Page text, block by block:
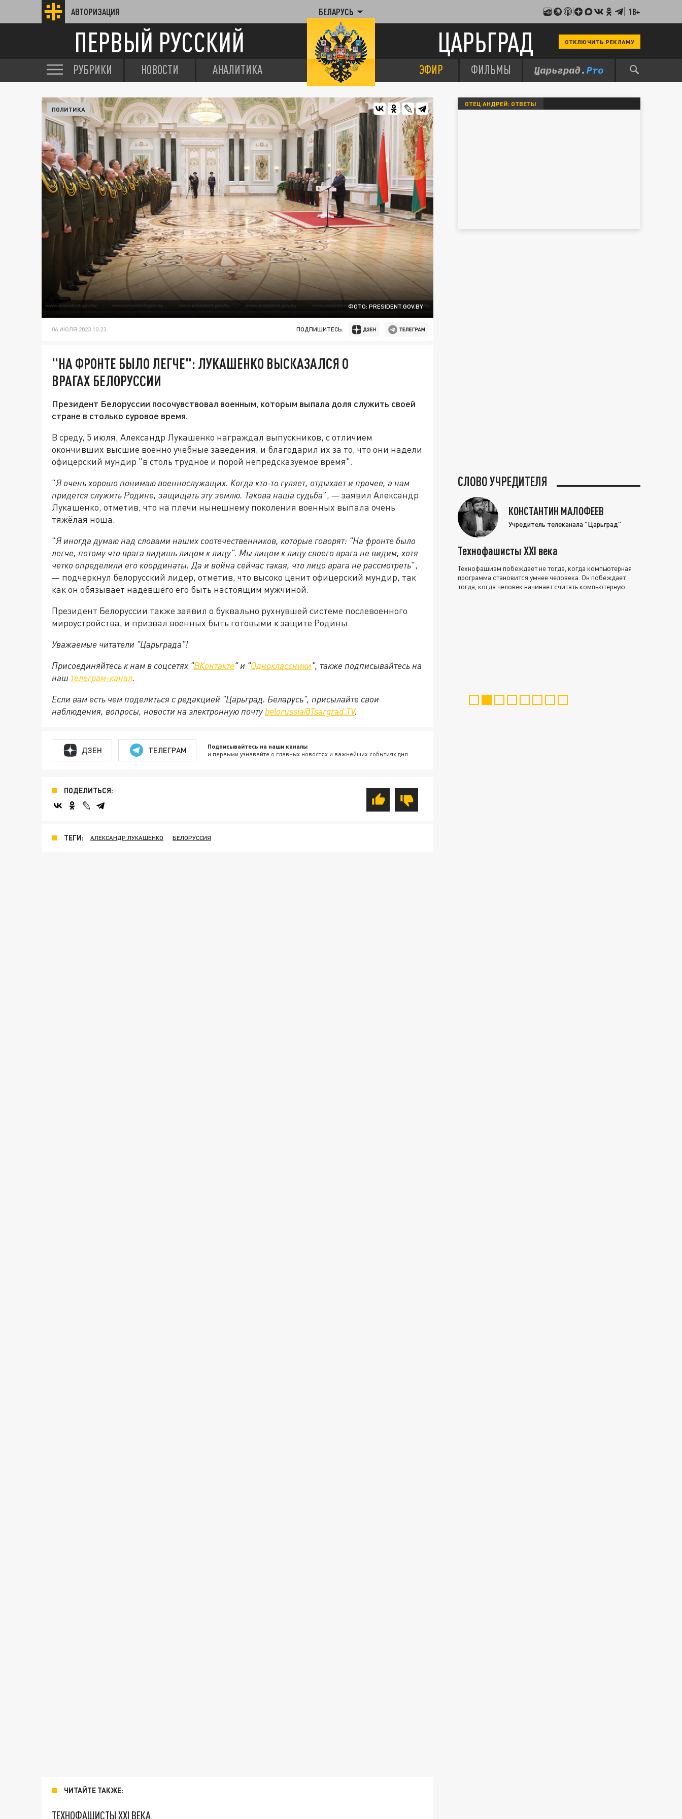
АВТОРИЗАЦИЯ БЕЛАРУСЬ 18+
ПЕРВЫЙ РУССКИЙ ЦАРЬГРАД ОТКЛЮЧИТЬ РЕКЛАМУ
РУБРИКИ НОВОСТИ АНАЛИТИКА ЭФИР ФИЛЬМЫ
ФОТО: PRESIDENT.GOV.BY
ПОЛИТИКА
06 ИЮЛЯ 2023 10:23 ПОДПИШИТЕСЬ:
"НА ФРОНТЕ БЫЛО ЛЕГЧЕ": ЛУКАШЕНКО ВЫСКАЗАЛСЯ О
ВРАГАХ БЕЛОРУССИИ
Президент Белоруссии посочувствовал военным, которым выпала доля служить своей
стране в столько суровое время.
В среду, 5 июля, Александр Лукашенко награждал выпускников, с отличием
окончивших высшие военно учебные заведения, и благодарил их за то, что они надели
офицерский мундир "в столь трудное и порой непредсказуемое время".
"Я очень хорошо понимаю военнослужащих. Когда кто-то гуляет, отдыхает и прочее, а нам
придется служить Родине, защищать эту землю. Такова наша судьба", — заявил Александр
Лукашенко, отметив, что на плечи нынешнему поколения военных выпала очень
тяжёлая ноша.
"Я иногда думаю над словами наших соотечественников, которые говорят: "На фронте было
легче, потому что врага видишь лицом к лицу". Мы лицом к лицу своего врага не видим, хотя
четко определили его координаты. Да и война сейчас такая, что лицо врага не рассмотреть",
— подчеркнул белорусский лидер, отметив, что высоко ценит офицерский мундир, так
как он обязывает надевшего его быть настоящим мужчиной.
Президент Белоруссии также заявил о буквально рухнувшей системе послевоенного
мироустройства, и призвал военных быть готовыми к защите Родины.
Уважаемые читатели "Царьграда"!
Присоединяйтесь к нам в соцсетях "ВКонтакте" и "Одноклассники", также подписывайтесь на
наш телеграм-канал.
Если вам есть чем поделиться с редакцией "Царьград. Беларусь", присылайте свои
наблюдения, вопросы, новости на электронную почту belorussia@Tsargrad.TV.
ДЗЕН ТЕЛЕГРАМ Подписывайтесь на наши каналы
и первыми узнавайте о главных новостях и важнейших событиях дня.
ПОДЕЛИТЬСЯ:
ТЕГИ: АЛЕКСАНДР ЛУКАШЕНКО БЕЛОРУССИЯ
ЧИТАЙТЕ ТАКЖЕ:
ТЕХНОФАШИСТЫ XXI ВЕКА
ОТЕЦ АНДРЕЙ: ОТВЕТЫ
СЛОВО УЧРЕДИТЕЛЯ
КОНСТАНТИН МАЛОФЕЕВ
Учредитель телеканала "Царьград"
Технофашисты XXI века
Технофашизм побеждает не тогда, когда компьютерная
программа становится умнее человека. Он побеждает
тогда, когда человек начинает считать компьютерную